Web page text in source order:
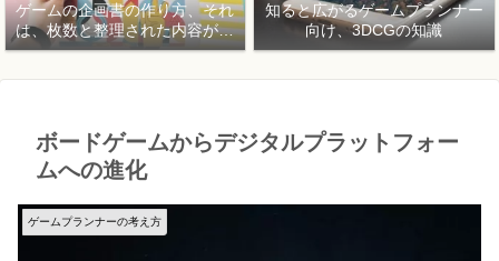
ゲームの企画書の作り方、それ
は、枚数と整理された内容が重
要！
知ると広がるゲームプランナー
向け、3DCGの知識
ボードゲームからデジタルプラットフォー
ムへの進化
ゲームプランナーの考え方